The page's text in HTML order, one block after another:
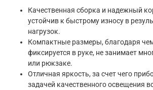
Качественная сборка и надежный
устойчив к быстрому износу в
нагрузок.
Компактные размеры, благодаря
фиксируется в руке, не занимает
или рюкзаке.
Отличная яркость, за счет чего
задачей качественного освещения